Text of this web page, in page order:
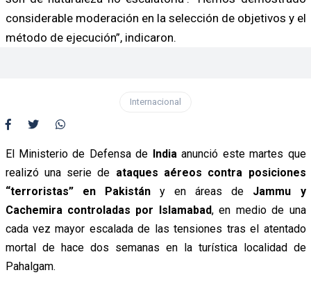
considerable moderación en la selección de objetivos y el
método de ejecución”, indicaron.
Internacional
El Ministerio de Defensa de India anunció este martes que
realizó una serie de ataques aéreos contra posiciones
“terroristas” en Pakistány en áreas de Jammu y
Cachemira controladas por Islamabad, en medio de una
cada vez mayor escalada de las tensiones tras el atentado
mortal de hace dos semanas en la turística localidad de
Pahalgam.